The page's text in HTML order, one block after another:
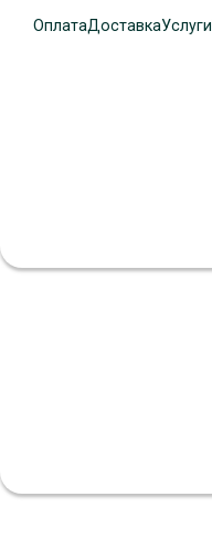
ОплатаДоставкаУслуги